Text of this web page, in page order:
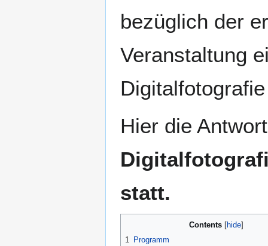
bezüglich der
Veranstaltung
Hier die
statt.
Contents
1
Programm